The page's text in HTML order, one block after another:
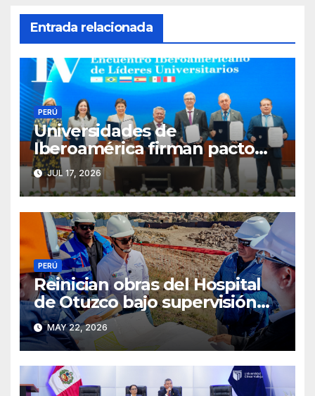
Entrada relacionada
PERÚ
Universidades de
Iberoamérica firman pacto
por la salud mental en Trujillo
JUL 17, 2026
PERÚ
Reinician obras del Hospital
de Otuzco bajo supervisión
del GORE La Libertad
MAY 22, 2026